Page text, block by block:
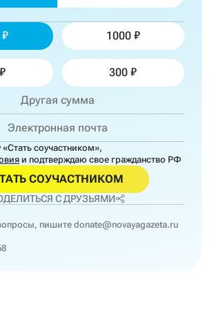
1000
300
соучастником»,
и подтверждаю свое гражданство РФ
СОУЧАСТНИКОМ
С ДРУЗЬЯМИ
пишите donate@novayagazeta.ru